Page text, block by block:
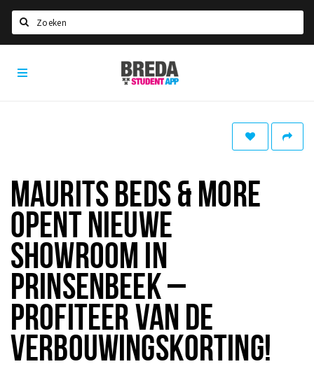
HOME
Studentenverenigingen
Studentenraad
Studentenroutes
New in town? Check FAQ!
WONEN
Woonruimte
Inschrijven gemeente
Zorgverzekering
Breda
Student
MAURITS BEDS & MORE
OPENT NIEUWE
SHOWROOM IN
PRINSENBEEK –
PROFITEER VAN DE
VERBOUWINGSKORTING!